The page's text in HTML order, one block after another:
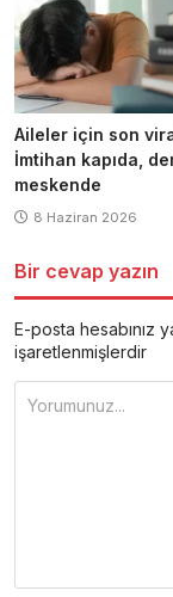
Aileler için son
İmtihan kapıda,
meskende
8 Haziran 2026
Bir cevap yazın
E-posta hesabınız
işaretlenmişlerdir